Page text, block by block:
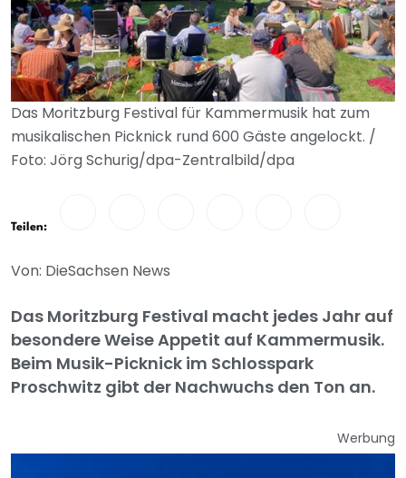
Das Moritzburg Festival für Kammermusik hat zum
musikalischen Picknick rund 600 Gäste angelockt. /
Foto: Jörg Schurig/dpa-Zentralbild/dpa
Teilen:
Von: DieSachsen News
Das Moritzburg Festival macht jedes Jahr auf
besondere Weise Appetit auf Kammermusik.
Beim Musik-Picknick im Schlosspark
Proschwitz gibt der Nachwuchs den Ton an.
Werbung